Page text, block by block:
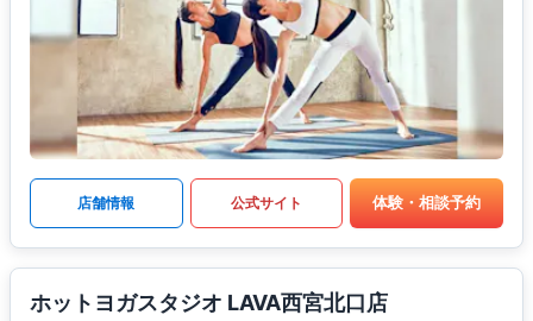
店舗情報 公式サイト 体験・相談予約
ホットヨガスタジオ LAVA西宮北口店